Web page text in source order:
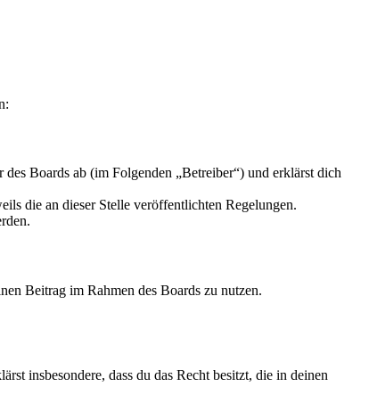
Boards ab (im Folgenden „Betreiber“) und erklärst dich
die an dieser Stelle veröffentlichten Regelungen.
Beitrag im Rahmen des Boards zu nutzen.
insbesondere, dass du das Recht besitzt, die in deinen